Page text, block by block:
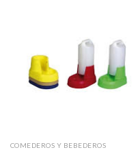
COMEDEROS Y BEBEDEROS